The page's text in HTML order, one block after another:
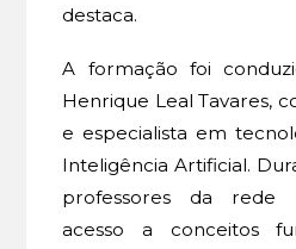
destaca.
A formação foi
Henrique Leal Tavares,
e especialista em
Inteligência Artificial.
professores da rede
acesso a conceitos